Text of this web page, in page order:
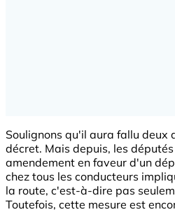
Soulignons qu'il aura fallu deux
décret. Mais depuis, les
amendement en faveur d'un
chez tous les conducteurs
la route, c'est-à-dire pas
Toutefois, cette mesure est